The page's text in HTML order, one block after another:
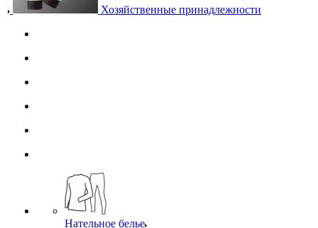
Хозяйственные принадлежности
Нательное белье